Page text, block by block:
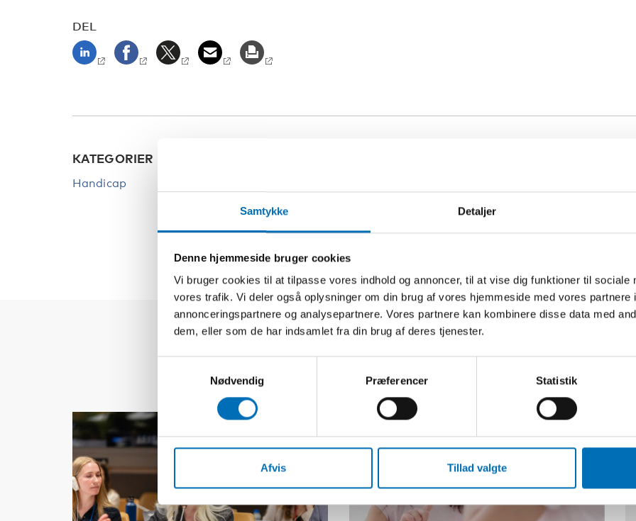
Samtykke Detaljer
Denne hjemmeside bruger cookies
Vi bruger cookies til at tilpasse vores indhold og annoncer, til at vise dig funktioner til sociale
vores trafik. Vi deler også oplysninger om din brug af vores hjemmeside med vores partnere
annonceringspartnere og analysepartnere. Vores partnere kan kombinere disse data med
dem, eller som de har indsamlet fra din brug af deres tjenester.
Nødvendig
Præferencer Statistik
Afvis Tillad valgte
DEL
KATEGORIER
Handicap
handicap
Relateret indhold